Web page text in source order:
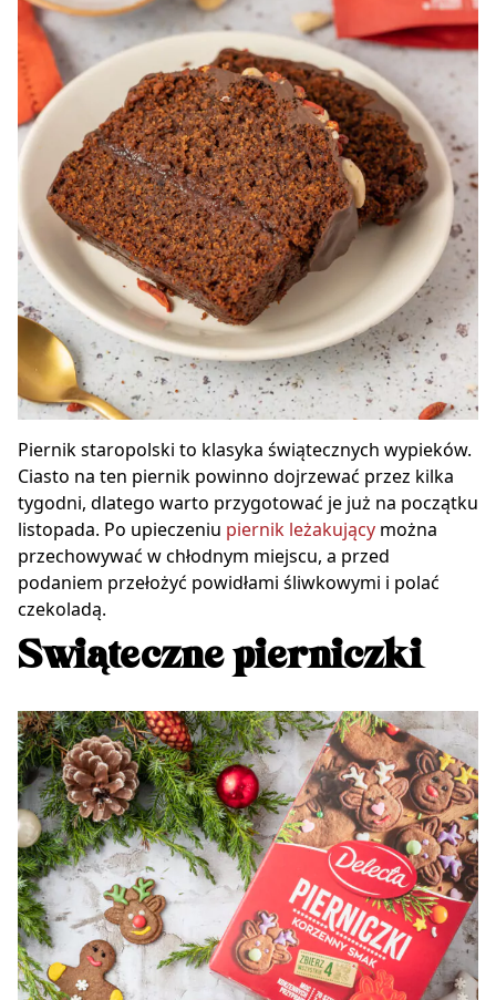
Piernik staropolski to klasyka świątecznych wypieków.
Ciasto na ten piernik powinno dojrzewać przez kilka
tygodni, dlatego warto przygotować je już na początku
listopada. Po upieczeniu piernik leżakujący można
przechowywać w chłodnym miejscu, a przed
podaniem przełożyć powidłami śliwkowymi i polać
czekoladą.
Świąteczne pierniczki